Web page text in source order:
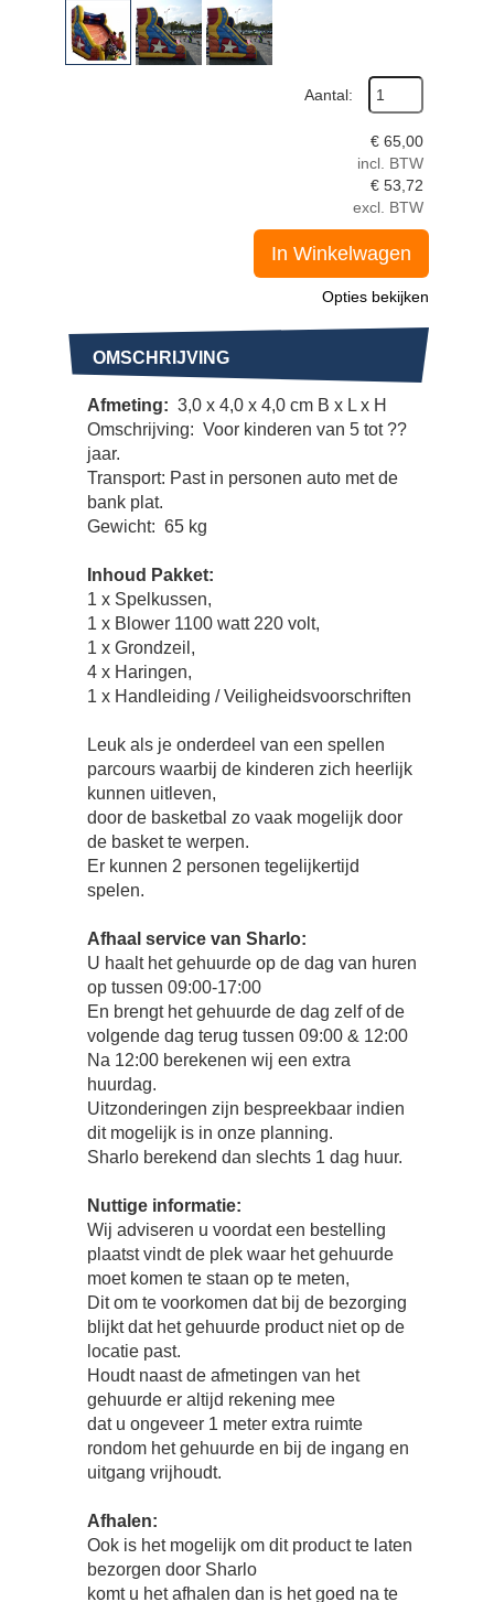
Aantal:
€ 65,00
incl. BTW
€ 53,72
excl. BTW
In Winkelwagen
Opties bekijken
OMSCHRIJVING
Afmeting: 3,0 x 4,0 x 4,0 cm B x L x H
Omschrijving: Voor kinderen van 5 tot ??
jaar.
Transport: Past in personen auto met de
bank plat.
Gewicht: 65 kg
Inhoud Pakket:
1 x Spelkussen,
1 x Blower 1100 watt 220 volt,
1 x Grondzeil,
4 x Haringen,
1 x Handleiding / Veiligheidsvoorschriften
Leuk als je onderdeel van een spellen
parcours waarbij de kinderen zich heerlijk
kunnen uitleven,
door de basketbal zo vaak mogelijk door
de basket te werpen.
Er kunnen 2 personen tegelijkertijd
spelen.
Afhaal service van Sharlo:
U haalt het gehuurde op de dag van huren
op tussen 09:00-17:00
En brengt het gehuurde de dag zelf of de
volgende dag terug tussen 09:00 & 12:00
Na 12:00 berekenen wij een extra
huurdag.
Uitzonderingen zijn bespreekbaar indien
dit mogelijk is in onze planning.
Sharlo berekend dan slechts 1 dag huur.
Nuttige informatie:
Wij adviseren u voordat een bestelling
plaatst vindt de plek waar het gehuurde
moet komen te staan op te meten,
Dit om te voorkomen dat bij de bezorging
blijkt dat het gehuurde product niet op de
locatie past.
Houdt naast de afmetingen van het
gehuurde er altijd rekening mee
dat u ongeveer 1 meter extra ruimte
rondom het gehuurde en bij de ingang en
uitgang vrijhoudt.
Afhalen:
Ook is het mogelijk om dit product te laten
bezorgen door Sharlo
komt u het afhalen dan is het goed na te